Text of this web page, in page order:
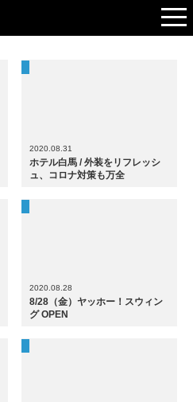
2020.08.31
ホテル白馬 / 外装をリフレッシ
ュ、コロナ対策も万全
2020.08.28
8/28（金）ヤッホー！スウィン
グ OPEN